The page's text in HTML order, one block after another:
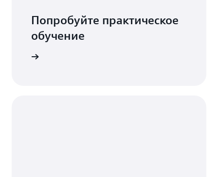
Попробуйте практическое
обучение